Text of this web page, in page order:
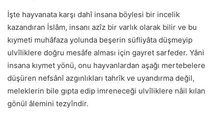
İşte hayvanata karşı dahî insana böylesi bir incelik
kazandıran İslâm, insanı azîz bir varlık olarak bilir ve bu
kıymeti muhâfaza yolunda beşerin süfliyâta düşmeyip
ulvîliklere doğru mesâfe alması için gayret sarfeder. Yâni
insana kıymet yönü, onu hayvanlardan aşağı mertebelere
düşüren nefsânî azgınlıkları tahrîk ve uyandırma değil,
meleklerin bile gıpta edip imreneceği ulvîliklere nâil kılan
gönül âlemini tezyîndir.